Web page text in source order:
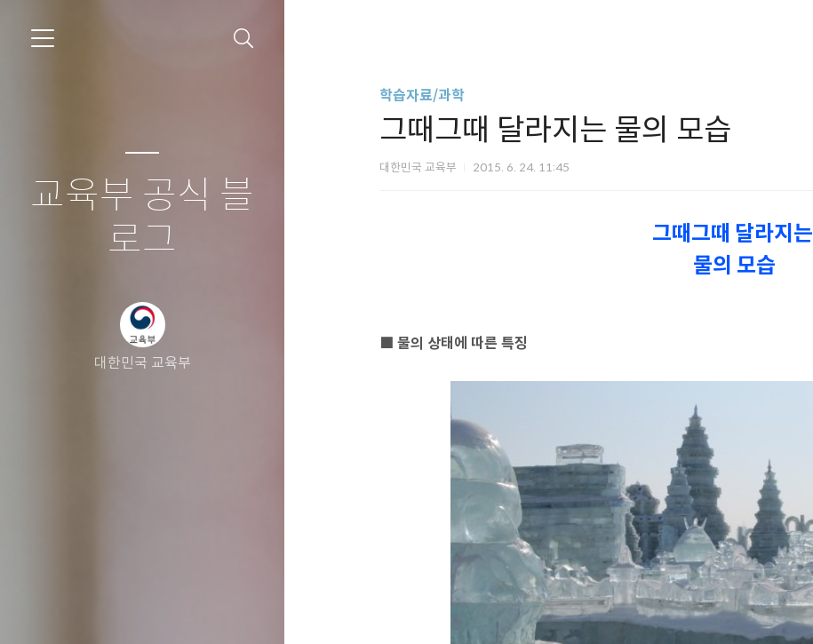
교육부 공식 블
로그
대한민국 교육부
학습자료/과학
그때그때 달라지는 물의 모습
대한민국 교육부 2015. 6. 24. 11:45
그때그때 달라지는
물의 모습
■ 물의 상태에 따른 특징